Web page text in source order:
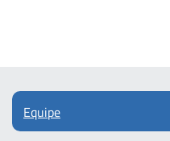
Equipe